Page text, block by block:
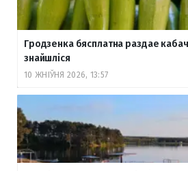
Гродзенка бясплатна раздае
знайшліся
10 ЖНІЎНЯ 2026, 13:57